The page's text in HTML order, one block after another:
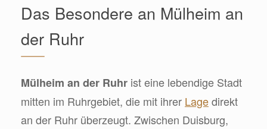
Das Besondere an Mülheim an
der Ruhr
Mülheim an der Ruhr ist eine lebendige Stadt
mitten im Ruhrgebiet, die mit ihrer Lagedirekt
an der Ruhr überzeugt. Zwischen Duisburg,